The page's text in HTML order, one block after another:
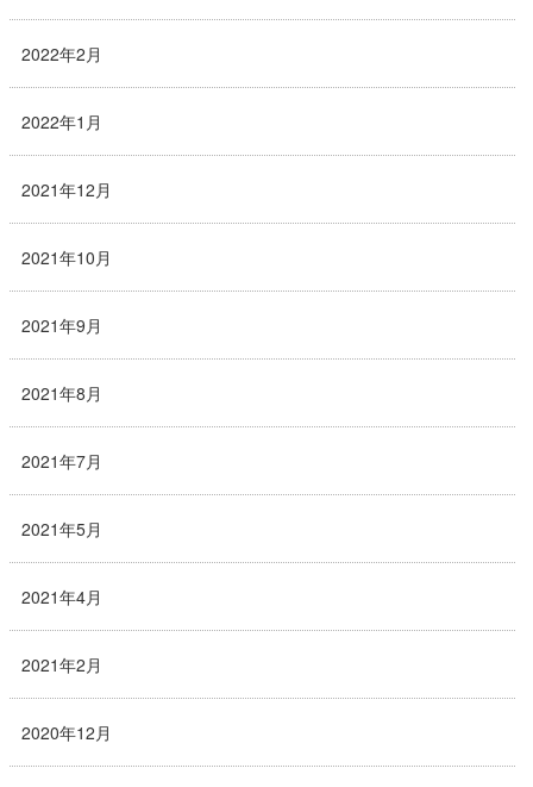
2022年2月
2022年1月
2021年12月
2021年10月
2021年9月
2021年8月
2021年7月
2021年5月
2021年4月
2021年2月
2020年12月